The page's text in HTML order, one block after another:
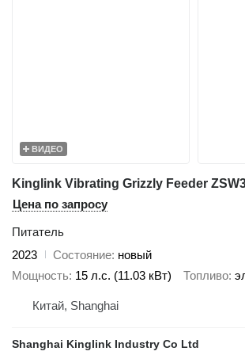
ВИДЕО
Kinglink Vibrating Grizzly Feeder
Цена по запросу
Питатель
2023
Состояние новый
Мощность 15 л.с. (11.03 кВт) Топливо
Китай, Shanghai
Shanghai Kinglink Industry Co Ltd